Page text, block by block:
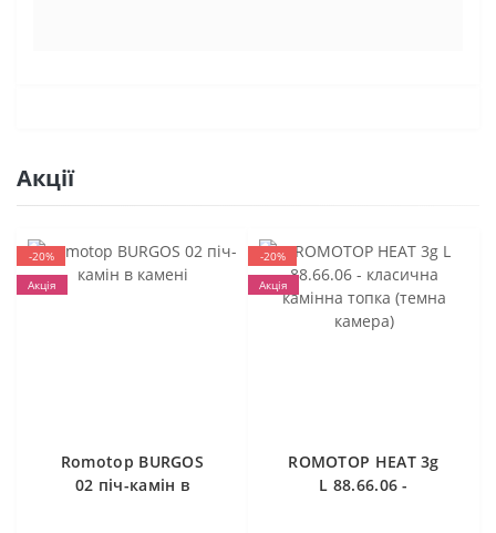
Акції
-20%
Акція
Romotop BURGOS
02 піч-камін в
-20%
Акція
ROMOTOP HEAT 3g
L 88.66.06 -